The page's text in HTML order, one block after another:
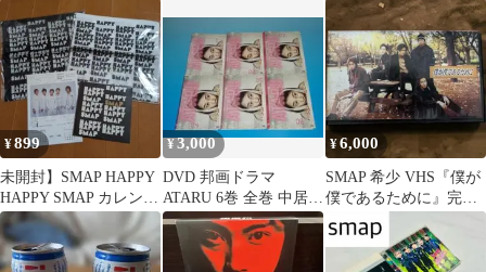
¥899
未開封】SMAP HAPPY
HAPPY SMAP カレンダ
ーバンダナCDセット
¥3,000
DVD 邦画ドラマ
ATARU 6巻 全巻 中居正
広 栗山千明 レンタル
¥6,000
SMAP 希少 VHS『僕が
僕であるために』完全
ル版